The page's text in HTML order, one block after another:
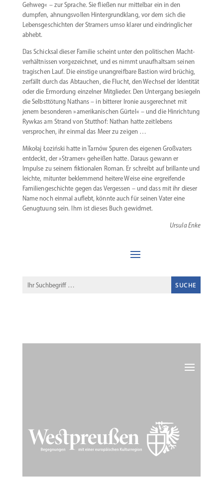
Gehweg« – zur Sprache. Sie fließen nur mittelbar ein in den
dumpfen, ahnungs­vollen Hinter­grund­klang, vor dem sich die
Lebens­ge­schichten der Stramers umso klarer und eindring­licher
abhebt.
Das Schicksal dieser Familie scheint unter den politi­schen Macht­
ver­hält­nissen vorge­zeichnet, und es nimmt unauf­haltsam seinen
tragi­schen Lauf. Die einstige unangreifbare Bastion wird brüchig,
zerfällt durch das Abtauchen, die Flucht, den Wechsel der Identität
oder die Ermordung einzelner Mitglieder. Den Untergang besiegeln
die Selbst­tötung Nathans – in bitterer Ironie ausge­rechnet mit
jenem beson­deren »ameri­ka­ni­schen Gürtel« – und die Hinrichtung
Rywkas am Strand von Stutthof: Nathan hatte zeitlebens
versprochen, ihr einmal das Meer zu zeigen …
Mikołaj Łoziński hatte in Tarnów Spuren des eigenen Großvaters
entdeckt, der »Stramer« geheißen hatte. Daraus gewann er
Impulse zu seinem fiktio­nalen Roman. Er schreibt auf brillante und
leichte, mitunter beklemmend heitere Weise eine ergrei­fende
Famili­en­ge­schichte gegen das Vergessen – und dass mit ihr dieser
Name noch einmal auflebt, könnte auch für seinen Vater eine
Genug­tuung sein. Ihm ist dieses Buch gewidmet.
Ursula Enke